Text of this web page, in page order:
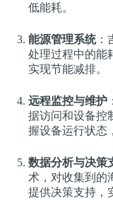
低能耗。
能源管理系统：
处理过程中的能
实现节能减排。
远程监控与维护
据访问和设备控
握设备运行状态
数据分析与决策
术，对收集到的
提供决策支持，